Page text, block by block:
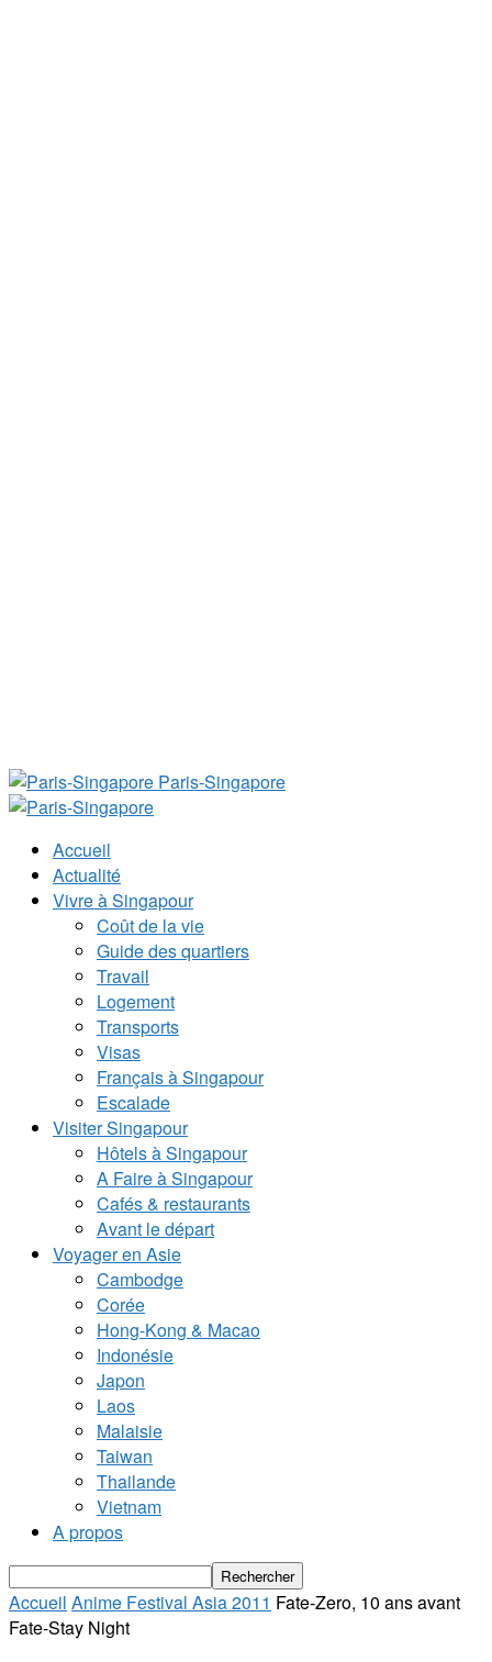
Paris-Singapore
Accueil
Actualité
Vivre à Singapour
Coût de la vie
Guide des quartiers
Travail
Logement
Transports
Visas
Français à Singapour
Escalade
Visiter Singapour
Hôtels à Singapour
A Faire à Singapour
Cafés & restaurants
Avant le départ
Voyager en Asie
Cambodge
Corée
Hong-Kong & Macao
Indonésie
Japon
Laos
Malaisie
Taiwan
Thailande
Vietnam
A propos
Accueil Anime Festival Asia 2011 Fate-Zero, 10 ans avant
Fate-Stay Night